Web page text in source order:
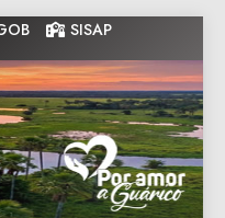
SISAP
Guarico
de Guarico